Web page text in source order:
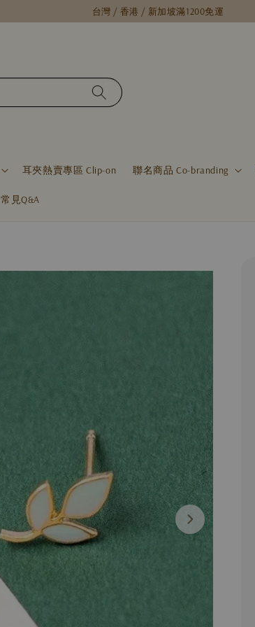
台灣 / 香港 / 新加坡滿1200免運
耳夾熱賣專區 Clip-on 聯名商品 Co-branding
常見Q&A